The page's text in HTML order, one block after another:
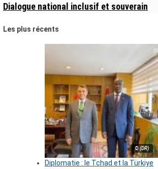
Dialogue national inclusif et souverain
Les plus récents
© (DR)
Diplomatie : le Tchad et la Türkiye